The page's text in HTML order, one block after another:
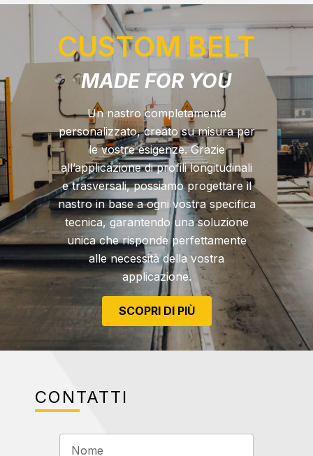
CUSTOM BELT
MADE FOR YOU
Un nastro completamente
personalizzato, creato su misura per
le vostre esigenze. Grazie
all’applicazione di profili longitudinali
e trasversali, possiamo progettare il
nastro in base a ogni vostra specifica
tecnica, garantendo una soluzione
unica che risponde perfettamente
alle necessità della vostra
applicazione.
SCOPRI DI PIÙ
CONTATTI